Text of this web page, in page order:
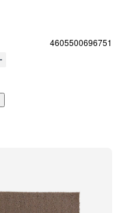
4605500696751